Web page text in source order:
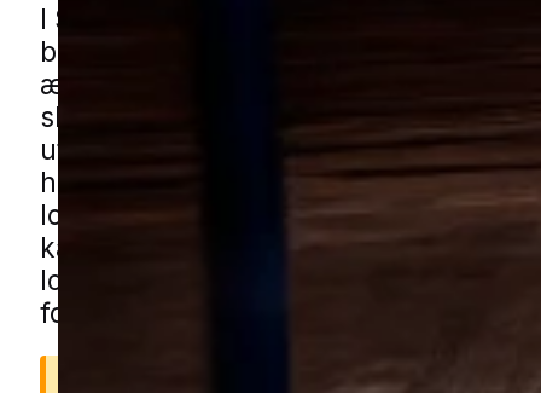
I Struer kan problemet især være
blandede boligområder med både nye
ældre huse, samt i mindre bygninger
skure, garager og udhuse, hvor træ
uforstyrret i længere tid. Også
haveskure kan være steder, hvor
lov at udvikle sig, før de bliver
kan få borebillehjælp i Struer gennem
lokale partnere. Udfyld blot
forbinder vi dig med en lokal